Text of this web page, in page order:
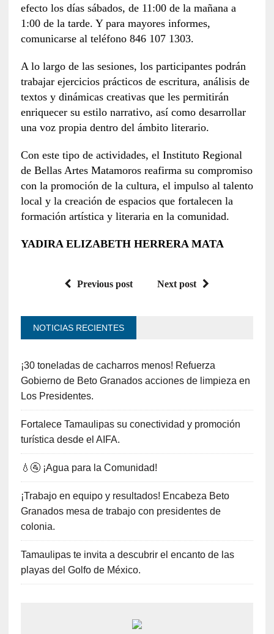
efecto los días sábados, de 11:00 de la mañana a
1:00 de la tarde. Y para mayores informes,
comunicarse al teléfono 846 107 1303.
A lo largo de las sesiones, los participantes podrán
trabajar ejercicios prácticos de escritura, análisis de
textos y dinámicas creativas que les permitirán
enriquecer su estilo narrativo, así como desarrollar
una voz propia dentro del ámbito literario.
Con este tipo de actividades, el Instituto Regional
de Bellas Artes Matamoros reafirma su compromiso
con la promoción de la cultura, el impulso al talento
local y la creación de espacios que fortalecen la
formación artística y literaria en la comunidad.
YADIRA ELIZABETH HERRERA MATA
Previous post Next post
NOTICIAS RECIENTES
¡30 toneladas de cacharros menos! Refuerza
Gobierno de Beto Granados acciones de limpieza en
Los Presidentes.
Fortalece Tamaulipas su conectividad y promoción
turística desde el AIFA.
💧🚰 ¡Agua para la Comunidad!
¡Trabajo en equipo y resultados! Encabeza Beto
Granados mesa de trabajo con presidentes de
colonia.
Tamaulipas te invita a descubrir el encanto de las
playas del Golfo de México.